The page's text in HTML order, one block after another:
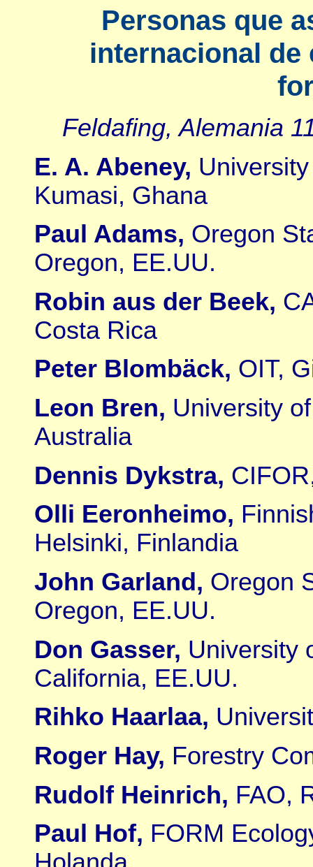
Personas que
internacional de
Feldafing, Alemania
E. A. Abeney,
Kumasi, Ghana
Paul Adams, Oregon
Oregon, EE.UU.
Robin aus der Beek,
Costa Rica
Peter Blombäck, OIT,
Leon Bren, University
Australia
Dennis Dykstra,
Olli Eeronheimo,
Helsinki, Finlandia
John Garland, Oregon
Oregon, EE.UU.
Don Gasser, University
California, EE.UU.
Rihko Haarlaa,
Roger Hay, Forestry
Rudolf Heinrich, FAO,
Paul Hof, FORM